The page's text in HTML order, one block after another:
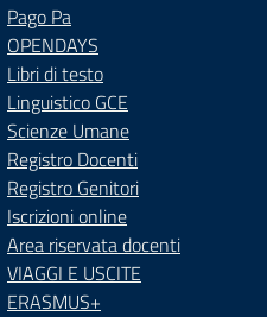
Pago Pa
OPENDAYS
Libri di testo
Linguistico GCE
Scienze Umane
Registro Docenti
Registro Genitori
Iscrizioni online
Area riservata docenti
VIAGGI E USCITE
ERASMUS+